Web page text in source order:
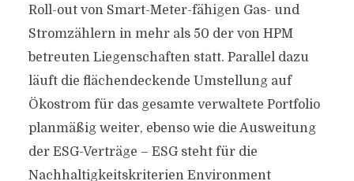
Roll-out von Smart-Meter-fähigen Gas- und
Stromzählern in mehr als 50 der von HPM
betreuten Liegenschaften statt. Parallel dazu
läuft die flächendeckende Umstellung auf
Ökostrom für das gesamte verwaltete Portfolio
planmäßig weiter, ebenso wie die Ausweitung
der ESG-Verträge – ESG steht für die
Nachhaltigkeitskriterien Environment